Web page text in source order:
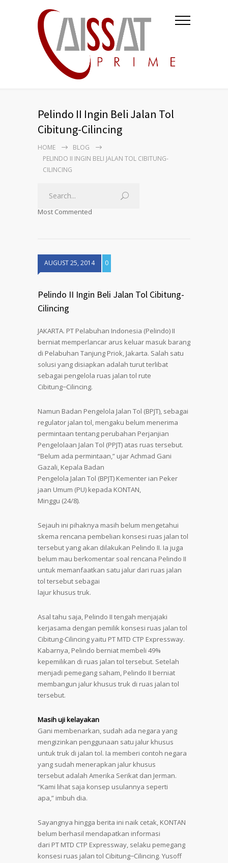
Pelindo II Ingin Beli Jalan Tol
Cibitung-Cilincing
HOME
BLOG
PELINDO II INGIN BELI JALAN TOL CIBITUNG-
CILINCING
Most Commented
AUGUST 25, 2014 0
Pelindo II Ingin Beli Jalan Tol Cibitung-
Cilincing
JAKARTA. PT Pelabuhan Indonesia (Pelindo) II
berniat memperlancar arus keluar masuk barang
di Pelabuhan Tanjung Priok, Jakarta. Salah satu
solusi yang disiapkan adalah turut terlibat
sebagai pengelola ruas jalan tol rute
Cibitung−Cilincing.
Namun Badan Pengelola Jalan Tol (BPJT), sebagai
regulator jalan tol, mengaku belum menerima
permintaan tentang perubahan Perjanjian
Pengelolaan Jalan Tol (PPJT) atas ruas tersebut.
“Belum ada permintaan,” ujar Achmad Gani
Gazali, Kepala Badan
Pengelola Jalan Tol (BPJT) Kementer ian Peker
jaan Umum (PU) kepada KONTAN,
Minggu (24/8).
Sejauh ini pihaknya masih belum mengetahui
skema rencana pembelian konsesi ruas jalan tol
tersebut yang akan dilakukan Pelindo II. Ia juga
belum mau berkomentar soal rencana Pelindo II
untuk memanfaatkan satu jalur dari ruas jalan
tol tersebut sebagai
lajur khusus truk.
Asal tahu saja, Pelindo II tengah menjajaki
kerjasama dengan pemilik konsesi ruas jalan tol
Cibitung-Cilincing yaitu PT MTD CTP Expressway.
Kabarnya, Pelindo berniat membeli 49%
kepemilikan di ruas jalan tol tersebut. Setelah
menjadi pemegang saham, Pelindo II berniat
membangun jalur khusus truk di ruas jalan tol
tersebut.
Masih uji kelayakan
Gani membenarkan, sudah ada negara yang
mengizinkan penggunaan satu jalur khusus
untuk truk di jalan tol. Ia memberi contoh negara
yang sudah menerapkan jalur khusus
tersebut adalah Amerika Serikat dan Jerman.
“Kami lihat saja konsep usulannya seperti
apa,” imbuh dia.
Sayangnya hingga berita ini naik cetak, KONTAN
belum berhasil mendapatkan informasi
dari PT MTD CTP Expressway, selaku pemegang
konsesi ruas jalan tol Cibitung−Cilincing. Yusoff